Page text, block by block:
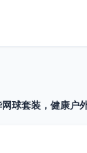
球套装，健康户